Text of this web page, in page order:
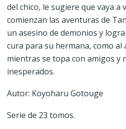
del chico, le sugiere que vaya
comienzan las aventuras de
un asesino de demonios y
cura para su hermana, como al
mientras se topa con amigos y
inesperados.
Autor: Koyoharu Gotouge
Serie de 23 tomos.